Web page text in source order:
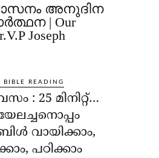
അനുദിന
| Our
Joseph
BIBLE READING
: 25 മിനിറ്റ്…
വായിക്കാം,
പഠിക്കാം